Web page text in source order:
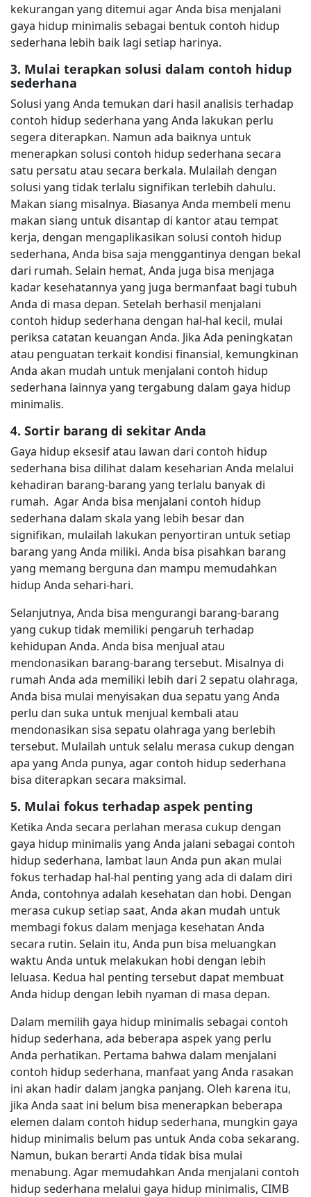
kekurangan yang ditemui agar Anda bisa menjalani
gaya hidup minimalis sebagai bentuk contoh hidup
sederhana lebih baik lagi setiap harinya.
3. Mulai terapkan solusi dalam contoh hidup
sederhana
Solusi yang Anda temukan dari hasil analisis terhadap
contoh hidup sederhana yang Anda lakukan perlu
segera diterapkan. Namun ada baiknya untuk
menerapkan solusi contoh hidup sederhana secara
satu persatu atau secara berkala. Mulailah dengan
solusi yang tidak terlalu signifikan terlebih dahulu.
Makan siang misalnya. Biasanya Anda membeli menu
makan siang untuk disantap di kantor atau tempat
kerja, dengan mengaplikasikan solusi contoh hidup
sederhana, Anda bisa saja menggantinya dengan bekal
dari rumah. Selain hemat, Anda juga bisa menjaga
kadar kesehatannya yang juga bermanfaat bagi tubuh
Anda di masa depan. Setelah berhasil menjalani
contoh hidup sederhana dengan hal-hal kecil, mulai
periksa catatan keuangan Anda. Jika Ada peningkatan
atau penguatan terkait kondisi finansial, kemungkinan
Anda akan mudah untuk menjalani contoh hidup
sederhana lainnya yang tergabung dalam gaya hidup
minimalis.
4. Sortir barang di sekitar Anda
Gaya hidup eksesif atau lawan dari contoh hidup
sederhana bisa dilihat dalam keseharian Anda melalui
kehadiran barang-barang yang terlalu banyak di
rumah. Agar Anda bisa menjalani contoh hidup
sederhana dalam skala yang lebih besar dan
signifikan, mulailah lakukan penyortiran untuk setiap
barang yang Anda miliki. Anda bisa pisahkan barang
yang memang berguna dan mampu memudahkan
hidup Anda sehari-hari.
Selanjutnya, Anda bisa mengurangi barang-barang
yang cukup tidak memiliki pengaruh terhadap
kehidupan Anda. Anda bisa menjual atau
mendonasikan barang-barang tersebut. Misalnya di
rumah Anda ada memiliki lebih dari 2 sepatu olahraga,
Anda bisa mulai menyisakan dua sepatu yang Anda
perlu dan suka untuk menjual kembali atau
mendonasikan sisa sepatu olahraga yang berlebih
tersebut. Mulailah untuk selalu merasa cukup dengan
apa yang Anda punya, agar contoh hidup sederhana
bisa diterapkan secara maksimal.
5. Mulai fokus terhadap aspek penting
Ketika Anda secara perlahan merasa cukup dengan
gaya hidup minimalis yang Anda jalani sebagai contoh
hidup sederhana, lambat laun Anda pun akan mulai
fokus terhadap hal-hal penting yang ada di dalam diri
Anda, contohnya adalah kesehatan dan hobi. Dengan
merasa cukup setiap saat, Anda akan mudah untuk
membagi fokus dalam menjaga kesehatan Anda
secara rutin. Selain itu, Anda pun bisa meluangkan
waktu Anda untuk melakukan hobi dengan lebih
leluasa. Kedua hal penting tersebut dapat membuat
Anda hidup dengan lebih nyaman di masa depan.
Dalam memilih gaya hidup minimalis sebagai contoh
hidup sederhana, ada beberapa aspek yang perlu
Anda perhatikan. Pertama bahwa dalam menjalani
contoh hidup sederhana, manfaat yang Anda rasakan
ini akan hadir dalam jangka panjang. Oleh karena itu,
jika Anda saat ini belum bisa menerapkan beberapa
elemen dalam contoh hidup sederhana, mungkin gaya
hidup minimalis belum pas untuk Anda coba sekarang.
Namun, bukan berarti Anda tidak bisa mulai
menabung. Agar memudahkan Anda menjalani contoh
hidup sederhana melalui gaya hidup minimalis, CIMB